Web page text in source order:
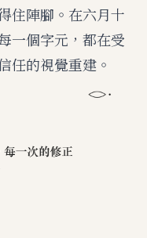
住陣腳。在六月十
一個字元，都在受
任的視覺重建。